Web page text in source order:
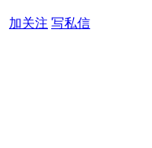
加关注 写私信